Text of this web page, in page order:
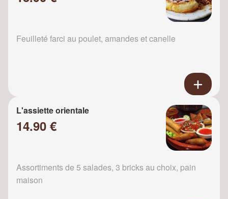
Feuilleté farci au poulet, amandes et canelle
L'assiette orientale
14.90 €
Assortiments de 5 salades, 3 bricks au choix, pain
maison